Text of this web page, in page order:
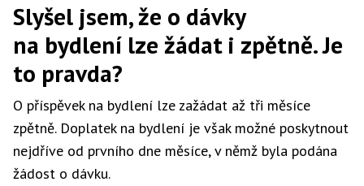
Slyšel jsem, že o dávky
na bydlení lze žádat i zpětně. Je
to pravda?
O příspěvek na bydlení lze zažádat až tři měsíce
zpětně. Doplatek na bydlení je však možné poskytnout
nejdříve od prvního dne měsíce, v němž byla podána
žádost o dávku.